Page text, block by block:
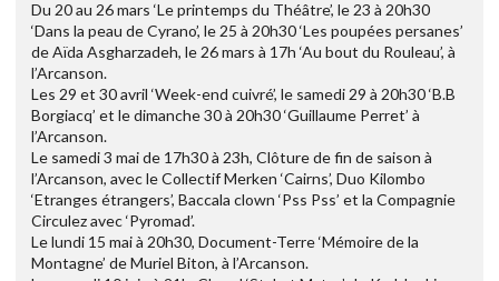
Du 20 au 26 mars ‘Le printemps du Théâtre’, le 23 à 20h30
‘Dans la peau de Cyrano’, le 25 à 20h30 ‘Les poupées persanes’
de Aïda Asgharzadeh, le 26 mars à 17h ‘Au bout du Rouleau’, à
l’Arcanson.
Les 29 et 30 avril ‘Week-end cuivré’, le samedi 29 à 20h30 ‘B.B
Borgiacq’ et le dimanche 30 à 20h30 ‘Guillaume Perret’ à
l’Arcanson.
Le samedi 3 mai de 17h30 à 23h, Clôture de fin de saison à
l’Arcanson, avec le Collectif Merken ‘Cairns’, Duo Kilombo
‘Etranges étrangers’, Baccala clown ‘Pss Pss’ et la Compagnie
Circulez avec ‘Pyromad’.
Le lundi 15 mai à 20h30, Document-Terre ‘Mémoire de la
Montagne’ de Muriel Biton, à l’Arcanson.